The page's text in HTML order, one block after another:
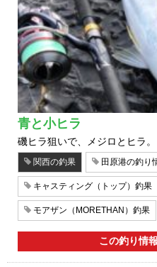
青と小ヒラ
磯ヒラ狙いで、メジロとヒラ
関西の釣果 田原港の釣り
キャスティング（トップ）釣果
モアザン（MORETHAN）釣果
この釣り情